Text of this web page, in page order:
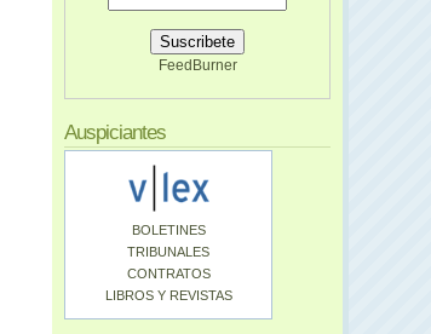
FeedBurner
Auspiciantes
BOLETINES
TRIBUNALES
CONTRATOS
LIBROS Y REVISTAS